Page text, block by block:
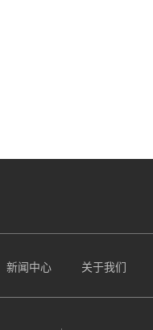
新闻中心 关于我们